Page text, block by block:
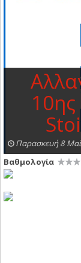
Παρασκευή 8
Βαθμολογία